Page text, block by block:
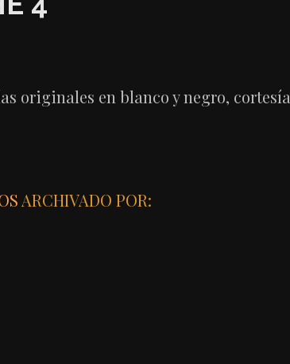
originales en blanco y negro, cortesía
ARCHIVADO POR: